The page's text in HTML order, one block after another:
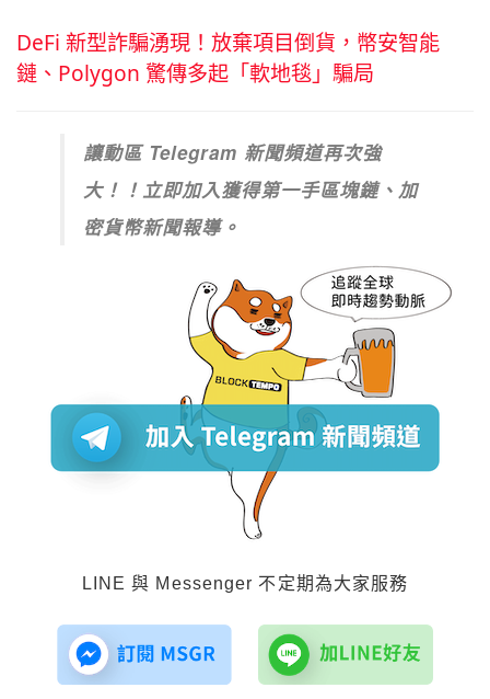
DeFi 新型詐騙湧現！放棄項目倒貨，幣安智能
鏈、Polygon 驚傳多起「軟地毯」騙局
讓動區 Telegram 新聞頻道再次強
大！！立即加入獲得第一手區塊鏈、加
密貨幣新聞報導。
LINE 與 Messenger 不定期為大家服務